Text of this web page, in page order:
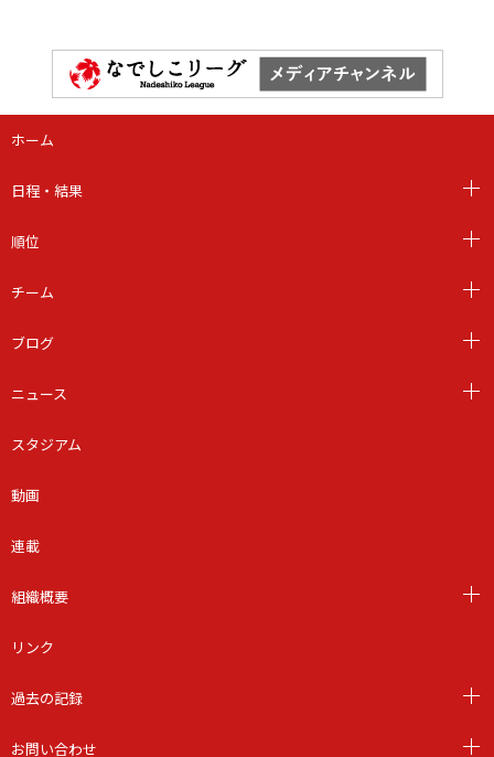
ホーム
日程・結果
順位
チーム
ブログ
ニュース
スタジアム
動画
連載
組織概要
リンク
過去の記録
お問い合わせ